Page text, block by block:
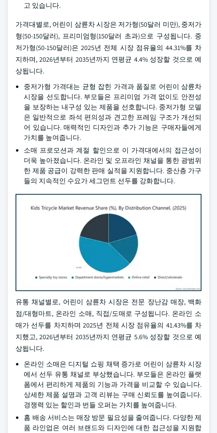
고 있습니다.
가격대별로, 어린이 삼륜차 시장은 저가형(50달러 미만), 중저가
형(50-150달러), 프리미엄형(150달러 초과)으로 구성됩니다. 중
저가형(50-150달러)은 2025년 전체 시장 점유율의 44.31%를 차
지하며, 2026년부터 2035년까지 연평균 4.4% 성장할 것으로 예
상됩니다.
중저가형 가격대는 균형 잡힌 가격과 품질로 어린이 삼륜차
시장을 선도합니다. 부모들은 프리미엄 가격 없이도 안전성
을 보장하는 내구성 있는 제품을 선호합니다. 중저가형 모델
은 일반적으로 좌석 편의성과 견고한 프레임 구조가 개선되
어 있습니다. 매력적인 디자인과 추가 기능은 구매자들에게
가치를 높여줍니다.
소매 프로모션과 계절 할인으로 이 가격대에서의 접근성이
더욱 높아졌습니다. 온라인 및 오프라인 채널을 통한 광범위
한 제품 공급이 강력한 판매 실적을 지원합니다. 중산층 가구
들의 지속적인 수요가 세그먼트 선두를 강화합니다.
유통 채널별로, 어린이 삼륜차 시장은 전문 장난감 매장, 백화
점/대형마트, 온라인 소매, 직접/도매로 구성됩니다. 온라인 소
매가 선두를 차지하며 2025년 전체 시장 점유율의 41.43%를 차
지했고, 2026년부터 2035년까지 연평균 5.6% 성장할 것으로 예
상됩니다.
온라인 소매은 디지털 쇼핑 채택 증가로 어린이 삼륜차 시장
에서 선두 유통 채널로 부상했습니다. 부모들은 온라인 플랫
폼에서 편리하게 제품의 기능과 가격을 비교할 수 있습니다.
상세한 제품 설명과 고객 리뷰는 구매 신뢰도를 높여줍니다.
경쟁력 있는 할인과 번들 오퍼는 가치를 높여줍니다.
홈 배송 서비스는 매장 방문 필요성을 줄여줍니다. 다양한 제
품 라인업은 여러 브랜드와 디자인에 대한 접근성을 지원합